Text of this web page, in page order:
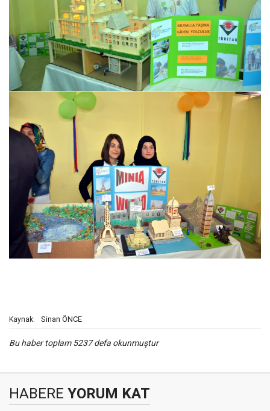
Kaynak: Sinan ÖNCE
Bu haber toplam 5237 defa okunmuştur
HABERE YORUM KAT